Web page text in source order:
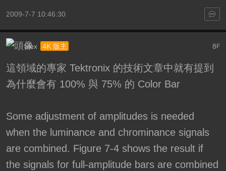
2009-7-7 10:46:30
8F
alex 4K 版主
這領域的專家 Tektronix 的技術文章中就有提到
為什麼會有 100% 與 75% 的 Color Bar
Some adjustment of amplitudes is needed
when the luminance and chrominance signals
are combined. Figure 7-4 shows the result if
the signals for full-amplitude bars are combined